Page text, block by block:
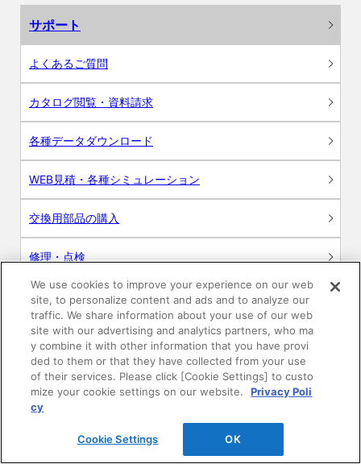
サポート
よくあるご質問
カタログ閲覧・資料請求
各種データダウンロード
WEB見積・各種シミュレーション
交換用部品の購入
修理・点検
お問い合わせ
ログイン
建築・設計関係者様向けサイト
ユーザー登録サービス
WEB見積システム
We use cookies to improve your experience on our web
site, to personalize content and ads and to analyze our
traffic. We share information about your use of our web
site with our advertising and analytics partners, who ma
y combine it with other information that you have provi
ded to them or that they have collected from your use
of their services. Please click [Cookie Settings] to custo
mize your cookie settings on our website.
Privacy Poli
cy
Cookie Settings OK